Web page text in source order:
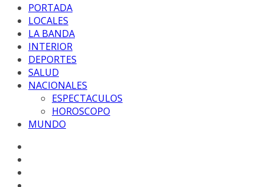
PORTADA
LOCALES
LA BANDA
INTERIOR
DEPORTES
SALUD
NACIONALES
ESPECTACULOS
HOROSCOPO
MUNDO